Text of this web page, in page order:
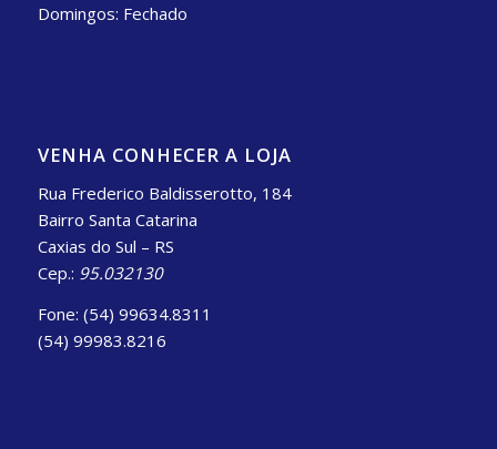
Domingos: Fechado
VENHA CONHECER A LOJA
Rua Frederico Baldisserotto, 184
Bairro Santa Catarina
Caxias do Sul – RS
Cep.: 95.032130
Fone: (54) 99634.8311
(54) 99983.8216